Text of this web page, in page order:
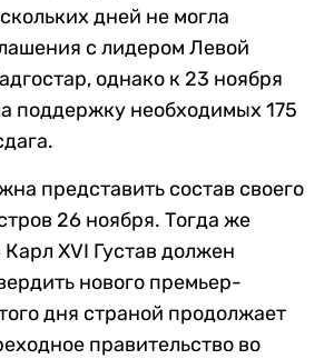
дней не могла
с лидером Левой
однако к 23 ноября
поддержку необходимых 175
представить состав своего
26 ноября. Тогда же
XVI Густав должен
нового премьер-
дня страной продолжает
правительство во